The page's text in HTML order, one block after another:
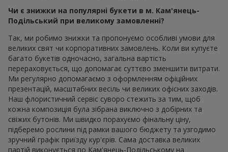
Чи є знижки на популярні букети в м. Кам'янець-
Подільський при великому замовленні?
Так, ми робимо знижки та пропонуємо особливі умови для
великих свят чи корпоративних замовлень. Коли ви купуєте
багато букетів одночасно, загальна вартість
перераховується, що допомагає суттєво зменшити витрати.
Ми регулярно допомагаємо з оформленням офіційних
презентацій, масштабних весіль чи великих офісних заходів.
Наш флористичний сервіс суворо стежить за тим, щоб
кожна композиція була зібрана виключно з добірних та
свіжих бутонів. Ми швидко порахуємо фінальну ціну,
підберемо рослини під рамки вашого бюджету та узгодимо
зручний графік приїзду кур'єрів. Сама доставка великих
партій виконується по Кам'янець-Подільському на